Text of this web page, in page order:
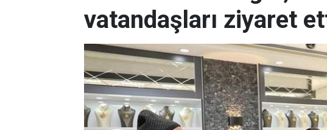
vatandaşları ziyaret